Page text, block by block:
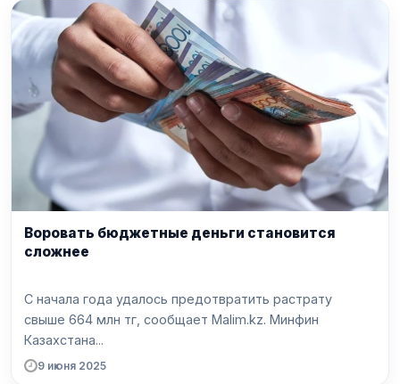
Воровать бюджетные деньги становится
сложнее
С начала года удалось предотвратить растрату
свыше 664 млн тг, сообщает Malim.kz. Минфин
Казахстана...
9 июня 2025